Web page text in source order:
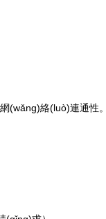
(wǎng)絡(luò)連通性。